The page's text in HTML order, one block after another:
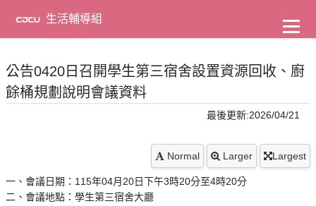
主
容
生活輔導組
公告0420日召開學生第三宿舍設置資源回收、廚
餘桶規劃說明會議資料
最後更新:2026/04/21
Normal Larger Largest
一、會議日期：115年04月20日下午3時20分至4時20分
二、會議地點：學生第三宿舍大廳